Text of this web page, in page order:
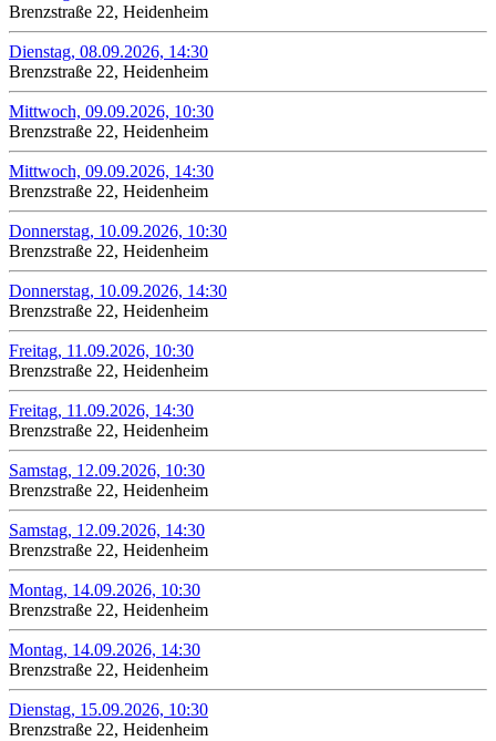
Brenzstraße 22, Heidenheim
Dienstag, 08.09.2026, 14:30
Brenzstraße 22, Heidenheim
Mittwoch, 09.09.2026, 10:30
Brenzstraße 22, Heidenheim
Mittwoch, 09.09.2026, 14:30
Brenzstraße 22, Heidenheim
Donnerstag, 10.09.2026, 10:30
Brenzstraße 22, Heidenheim
Donnerstag, 10.09.2026, 14:30
Brenzstraße 22, Heidenheim
Freitag, 11.09.2026, 10:30
Brenzstraße 22, Heidenheim
Freitag, 11.09.2026, 14:30
Brenzstraße 22, Heidenheim
Samstag, 12.09.2026, 10:30
Brenzstraße 22, Heidenheim
Samstag, 12.09.2026, 14:30
Brenzstraße 22, Heidenheim
Montag, 14.09.2026, 10:30
Brenzstraße 22, Heidenheim
Montag, 14.09.2026, 14:30
Brenzstraße 22, Heidenheim
Dienstag, 15.09.2026, 10:30
Brenzstraße 22, Heidenheim